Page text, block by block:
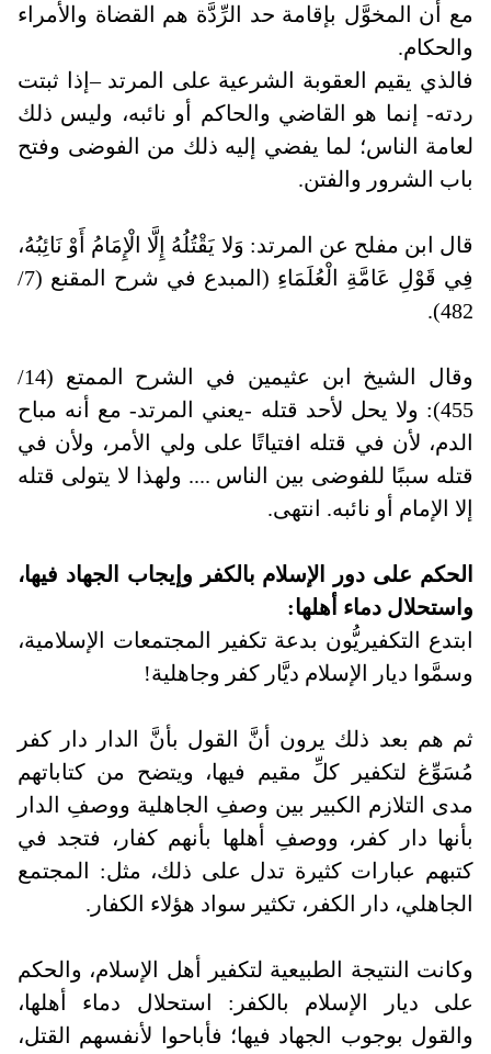
مع أن المخوَّل بإقامة حد الرِّدَّة هم القضاة والأمراء
والحكام.
فالذي يقيم العقوبة الشرعية على المرتد –إذا ثبتت
ردته- إنما هو القاضي والحاكم أو نائبه، وليس ذلك
لعامة الناس؛ لما يفضي إليه ذلك من الفوضى وفتح
باب الشرور والفتن.
قال ابن مفلح عن المرتد: وَلا يَقْتُلُهُ إِلَّا الْإِمَامُ أَوْ نَائِبُهُ،
فِي قَوْلِ عَامَّةِ الْعُلَمَاءِ (المبدع في شرح المقنع (7/
482).
وقال الشيخ ابن عثيمين في الشرح الممتع (14/
455): ولا يحل لأحد قتله -يعني المرتد- مع أنه مباح
الدم، لأن في قتله افتياتًا على ولي الأمر، ولأن في
قتله سببًا للفوضى بين الناس .... ولهذا لا يتولى قتله
إلا الإمام أو نائبه. انتهى.
الحكم على دور الإسلام بالكفر وإيجاب الجهاد فيها،
واستحلال دماء أهلها:
ابتدع التكفيريُّون بدعة تكفير المجتمعات الإسلامية،
وسمَّوا ديار الإسلام ديَّار كفر وجاهلية!
ثم هم بعد ذلك يرون أنَّ القول بأنَّ الدار دار كفر
مُسَوِّغ لتكفير كلِّ مقيم فيها، ويتضح من كتاباتهم
مدى التلازم الكبير بين وصفِ الجاهلية ووصفِ الدار
بأنها دار كفر، ووصفِ أهلها بأنهم كفار، فتجد في
كتبهم عبارات كثيرة تدل على ذلك، مثل: المجتمع
الجاهلي، دار الكفر، تكثير سواد هؤلاء الكفار .
وكانت النتيجة الطبيعية لتكفير أهل الإسلام، والحكم
على ديار الإسلام بالكفر: استحلال دماء أهلها،
والقول بوجوب الجهاد فيها؛ فأباحوا لأنفسهم القتل،